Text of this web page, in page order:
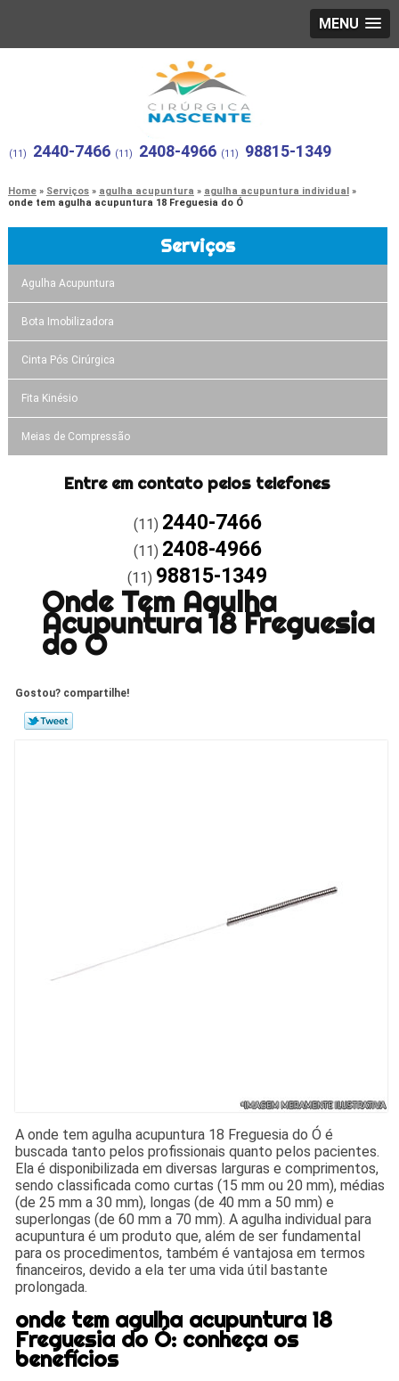
MENU
(11) 2440-7466 (11) 2408-4966 (11) 98815-1349
Home Serviços agulha acupuntura
agulha acupuntura individual
onde tem agulha acupuntura 18 Freguesia do Ó
Serviços
Agulha Acupuntura
Bota Imobilizadora
Cinta Pós Cirúrgica
Fita Kinésio
Meias de Compressão
Entre em contato pelos telefones
(11) 2440-7466
(11) 2408-4966
(11) 98815-1349
Onde Tem Agulha
Acupuntura 18 Freguesia
do Ó
Gostou? compartilhe!
A onde tem agulha acupuntura 18 Freguesia do Ó é
buscada tanto pelos profissionais quanto pelos pacientes.
Ela é disponibilizada em diversas larguras e comprimentos,
sendo classificada como curtas (15 mm ou 20 mm), médias
(de 25 mm a 30 mm), longas (de 40 mm a 50 mm) e
superlongas (de 60 mm a 70 mm). A agulha individual para
acupuntura é um produto que, além de ser fundamental
para os procedimentos, também é vantajosa em termos
financeiros, devido a ela ter uma vida útil bastante
prolongada.
onde tem agulha acupuntura 18
Freguesia do Ó: conheça os
benefícios